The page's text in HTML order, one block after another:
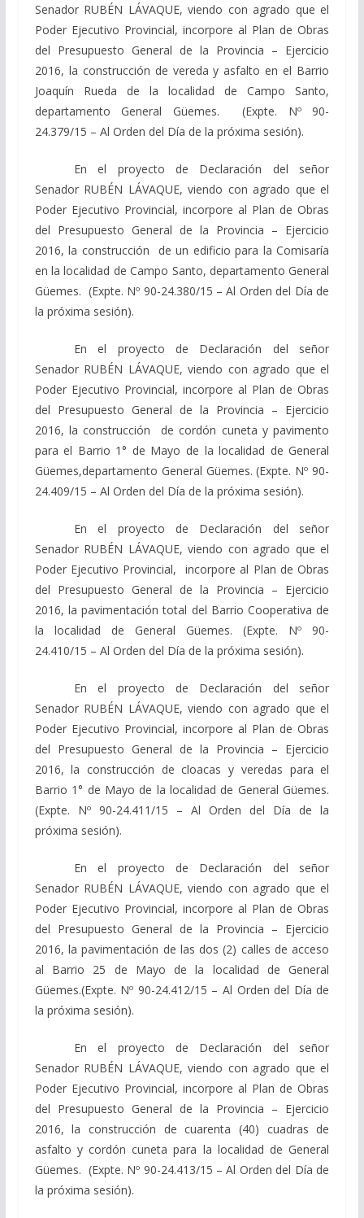
Senador RUBÉN LÁVAQUE, viendo con agrado que el
Poder Ejecutivo Provincial, incorpore al Plan de Obras
del Presupuesto General de la Provincia – Ejercicio
2016, la construcción de vereda y asfalto en el Barrio
Joaquín Rueda de la localidad de Campo Santo,
departamento General Güemes. (Expte. Nº 90-
24.379/15 – Al Orden del Día de la próxima sesión).
En el proyecto de Declaración del señor
Senador RUBÉN LÁVAQUE, viendo con agrado que el
Poder Ejecutivo Provincial, incorpore al Plan de Obras
del Presupuesto General de la Provincia – Ejercicio
2016, la construcción de un edificio para la Comisaría
en la localidad de Campo Santo, departamento General
Güemes. (Expte. Nº 90-24.380/15 – Al Orden del Día de
la próxima sesión).
En el proyecto de Declaración del señor
Senador RUBÉN LÁVAQUE, viendo con agrado que el
Poder Ejecutivo Provincial, incorpore al Plan de Obras
del Presupuesto General de la Provincia – Ejercicio
2016, la construcción de cordón cuneta y pavimento
para el Barrio 1° de Mayo de la localidad de General
Güemes,departamento General Güemes. (Expte. Nº 90-
24.409/15 – Al Orden del Día de la próxima sesión).
En el proyecto de Declaración del señor
Senador RUBÉN LÁVAQUE, viendo con agrado que el
Poder Ejecutivo Provincial, incorpore al Plan de Obras
del Presupuesto General de la Provincia – Ejercicio
2016, la pavimentación total del Barrio Cooperativa de
la localidad de General Güemes. (Expte. Nº 90-
24.410/15 – Al Orden del Día de la próxima sesión).
En el proyecto de Declaración del señor
Senador RUBÉN LÁVAQUE, viendo con agrado que el
Poder Ejecutivo Provincial, incorpore al Plan de Obras
del Presupuesto General de la Provincia – Ejercicio
2016, la construcción de cloacas y veredas para el
Barrio 1° de Mayo de la localidad de General Güemes.
(Expte. Nº 90-24.411/15 – Al Orden del Día de la
próxima sesión).
En el proyecto de Declaración del señor
Senador RUBÉN LÁVAQUE, viendo con agrado que el
Poder Ejecutivo Provincial, incorpore al Plan de Obras
del Presupuesto General de la Provincia – Ejercicio
2016, la pavimentación de las dos (2) calles de acceso
al Barrio 25 de Mayo de la localidad de General
Güemes.(Expte. Nº 90-24.412/15 – Al Orden del Día de
la próxima sesión).
En el proyecto de Declaración del señor
Senador RUBÉN LÁVAQUE, viendo con agrado que el
Poder Ejecutivo Provincial, incorpore al Plan de Obras
del Presupuesto General de la Provincia – Ejercicio
2016, la construcción de cuarenta (40) cuadras de
asfalto y cordón cuneta para la localidad de General
Güemes. (Expte. Nº 90-24.413/15 – Al Orden del Día de
la próxima sesión).